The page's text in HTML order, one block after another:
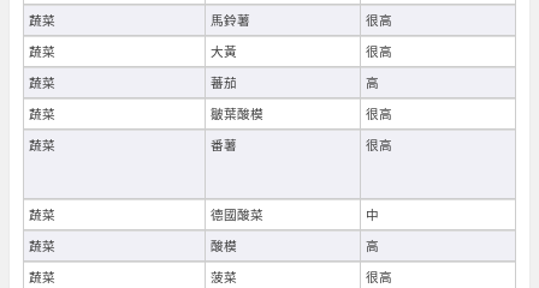
蔬菜
馬鈴薯
很高
蔬菜
大黃
很高
蔬菜
蕃茄
高
蔬菜
皺葉酸模
很高
蔬菜
番薯 很高
蔬菜 德國酸菜
中
蔬菜
酸模
高
蔬菜
菠菜
很高